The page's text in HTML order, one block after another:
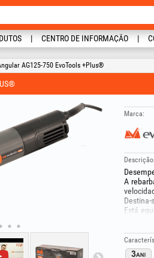
CENTRO DE INFORMAÇÃO
AG125-750 EvoTools +Plus®
Marca:
Descrição:
A
Está
A